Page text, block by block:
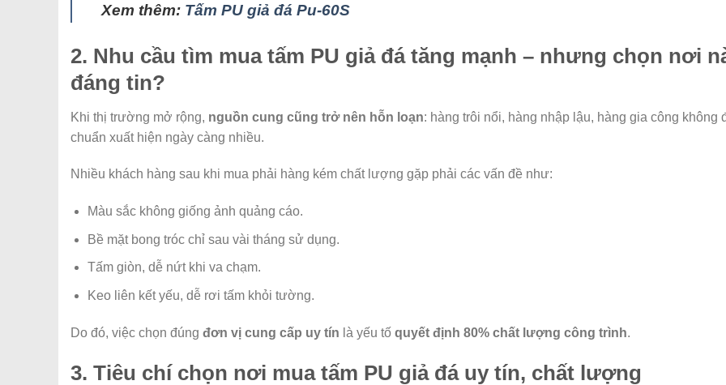
Xem thêm: Tấm PU giả đá Pu-60S
2. Nhu cầu tìm mua tấm PU giả đá tăng mạnh – nhưng chọn nơi
đáng tin?
Khi thị trường mở rộng, nguồn cung cũng trở nên hỗn loạn: hàng trôi nổi, hàng nhập lậu, hàng gia công không
chuẩn xuất hiện ngày càng nhiều.
Nhiều khách hàng sau khi mua phải hàng kém chất lượng gặp phải các vấn đề như:
Màu sắc không giống ảnh quảng cáo.
Bề mặt bong tróc chỉ sau vài tháng sử dụng.
Tấm giòn, dễ nứt khi va chạm.
Keo liên kết yếu, dễ rơi tấm khỏi tường.
Do đó, việc chọn đúng đơn vị cung cấp uy tín là yếu tố quyết định 80% chất lượng công trình.
3. Tiêu chí chọn nơi mua tấm PU giả đá uy tín, chất lượng